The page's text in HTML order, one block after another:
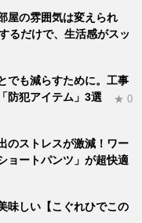
屋の雰囲気は変えられ
るだけで、生活感がスッ
でも減らすために。工事
防犯アイテム」3選
★ 0
のストレスが激減！ワー
ョートパンツ」が超快適
味しい【こぐれひでこの